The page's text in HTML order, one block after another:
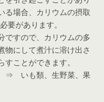
る場合、カリウムの摂取
要があります。
ですので、カリウムの多
物にして煮汁に溶け出さ
ことができます。
⇒ いも類、生野菜、果